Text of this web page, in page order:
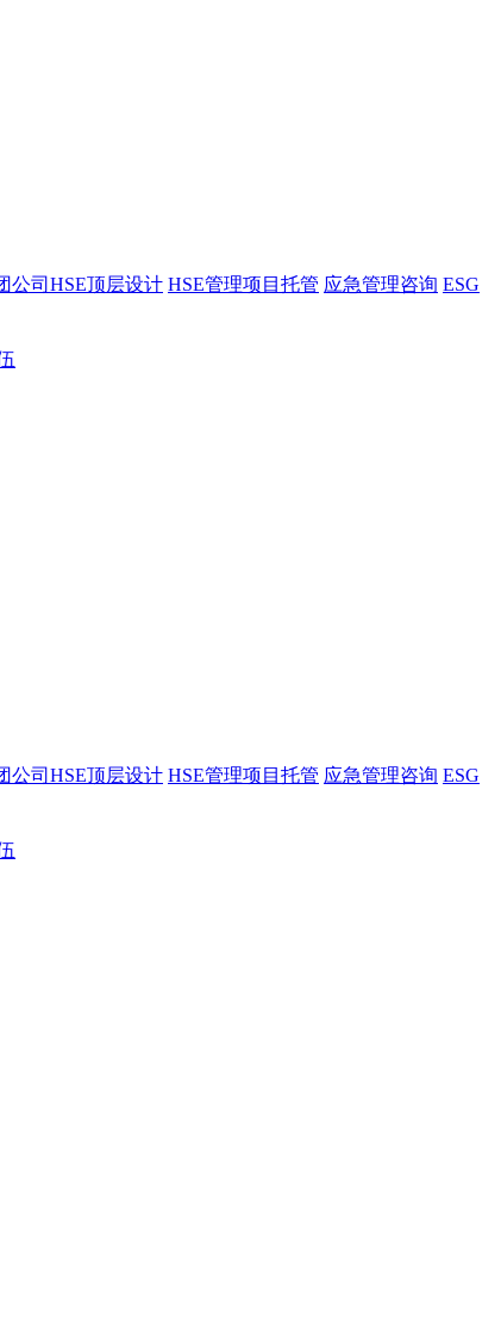
公司HSE顶层设计 HSE管理项目托管 应急管理咨询 ESG
公司HSE顶层设计 HSE管理项目托管 应急管理咨询 ESG